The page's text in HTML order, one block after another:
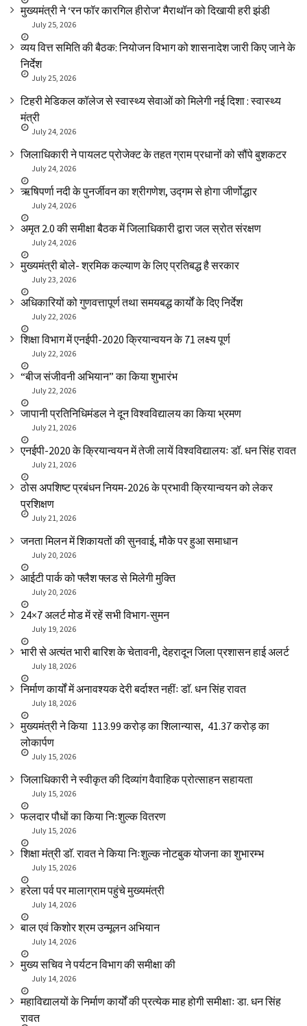
मुख्यमंत्री ने ‘रन फॉर कारगिल हीरोज’ मैराथॉन को दिखायी हरी झंडी
July 25, 2026
व्यय वित्त समिति की बैठक: नियोजन विभाग को शासनादेश जारी किए जाने के
निर्देश
July 25, 2026
टिहरी मेडिकल कॉलेज से स्वास्थ्य सेवाओं को मिलेगी नई दिशा : स्वास्थ्य
मंत्री
July 24, 2026
जिलाधिकारी ने पायलट प्रोजेक्ट के तहत ग्राम प्रधानों को सौंपे बुशकटर
July 24, 2026
ऋषिपर्णा नदी के पुनर्जीवन का श्रीगणेश, उद्गम से होगा जीर्णोद्धार
July 24, 2026
अमृत 2.0 की समीक्षा बैठक में जिलाधिकारी द्वारा जल स्रोत संरक्षण
July 24, 2026
मुख्यमंत्री बोले- श्रमिक कल्याण के लिए प्रतिबद्ध है सरकार
July 23, 2026
अधिकारियों को गुणवत्तापूर्ण तथा समयबद्ध कार्यों के दिए निर्देश
July 22, 2026
शिक्षा विभाग में एनईपी-2020 क्रियान्वयन के 71 लक्ष्य पूर्ण
July 22, 2026
“बीज संजीवनी अभियान” का किया शुभारंभ
July 22, 2026
जापानी प्रतिनिधिमंडल ने दून विश्वविद्यालय का किया भ्रमण
July 21, 2026
एनईपी-2020 के क्रियान्वयन में तेजी लायें विश्वविद्यालयः डॉ. धन सिंह रावत
July 21, 2026
ठोस अपशिष्ट प्रबंधन नियम-2026 के प्रभावी क्रियान्वयन को लेकर
प्रशिक्षण
July 21, 2026
जनता मिलन में शिकायतों की सुनवाई, मौके पर हुआ समाधान
July 20, 2026
आईटी पार्क को फ्लैश फ्लड से मिलेगी मुक्ति
July 20, 2026
24×7 अलर्ट मोड में रहें सभी विभाग-सुमन
July 19, 2026
भारी से अत्यंत भारी बारिश के चेतावनी, देहरादून जिला प्रशासन हाई अलर्ट
July 18, 2026
निर्माण कार्यों में अनावश्यक देरी बर्दाश्त नहींः डाॅ. धन सिंह रावत
July 18, 2026
मुख्यमंत्री ने किया ₹ 113.99 करोड़ का शिलान्यास, ₹ 41.37 करोड़ का
लोकार्पण
July 15, 2026
जिलाधिकारी ने स्वीकृत की दिव्यांग वैवाहिक प्रोत्साहन सहायता
July 15, 2026
फलदार पौधों का किया निःशुल्क वितरण
July 15, 2026
शिक्षा मंत्री डाॅ. रावत ने किया निःशुल्क नोटबुक योजना का शुभारम्भ
July 15, 2026
हरेला पर्व पर मालाग्राम पहुंचे मुख्यमंत्री
July 14, 2026
बाल एवं किशोर श्रम उन्मूलन अभियान
July 14, 2026
मुख्य सचिव ने पर्यटन विभाग की समीक्षा की
July 14, 2026
महाविद्यालयों के निर्माण कार्यों की प्रत्येक माह होगी समीक्षाः डा. धन सिंह
रावत